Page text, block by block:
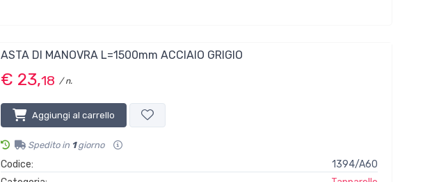
ASTA DI MANOVRA L=1500mm ACCIAIO GRIGIO
€ 23,18 / n.
Aggiungi al carrello
Spedito in 1giorno
Codice:
1394/A60